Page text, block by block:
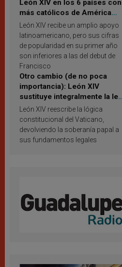
León XIV en los 6 países con
más católicos de América
Latina en 2026? Publican
resultados de investigación
León XIV recibe un amplio apoyo
latinoamericano, pero sus cifras
de popularidad en su primer año
son inferiores a las del debut de
Francisco
Otro cambio (de no poca
importancia): León XIV
sustituye integralmente la ley
vaticana de Papa Francisco
León XIV reescribe la lógica
constitucional del Vaticano,
devolviendo la soberanía papal a
sus fundamentos legales